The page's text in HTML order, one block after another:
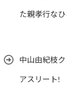
た親孝行なひ
中山由紀枝
アスリート!